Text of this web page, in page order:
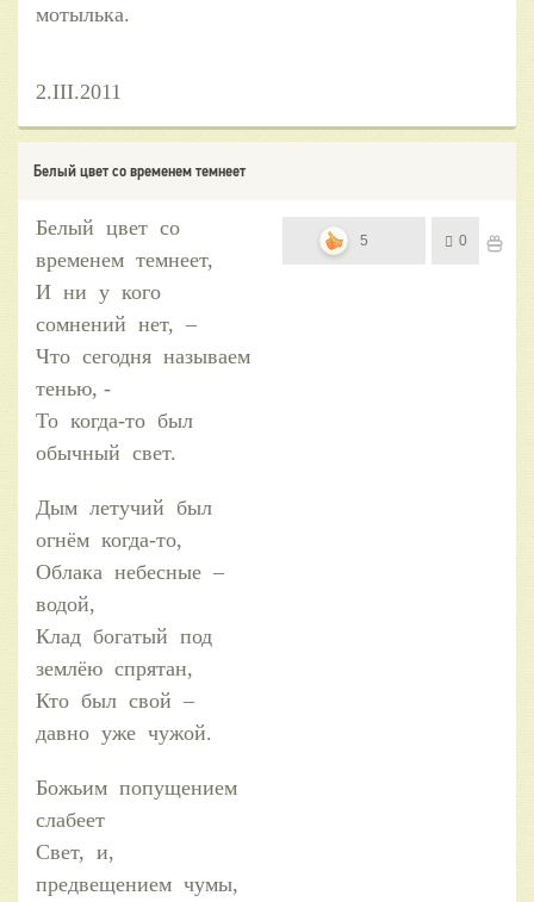
мотылька.
2.III.2011
Белый цвет со временем темнеет
Белый цвет со
временем темнеет,
И ни у кого
сомнений нет, –
Что сегодня называем
тенью, -
То когда-то был
обычный свет.
Дым летучий был
огнём когда-то,
Облака небесные –
водой,
Клад богатый под
землёю спрятан,
Кто был свой –
давно уже чужой.
Божьим попущением
слабеет
Свет, и,
предвещением чумы,
5 0